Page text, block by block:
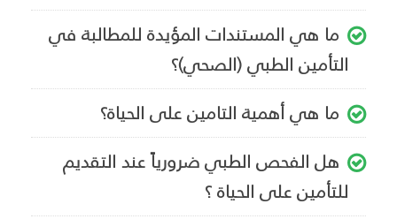
ما هي المستندات المؤيدة للمطالبة في
التأمين الطبي (الصحي)؟
ما هي أهمية التامين على الحياة؟
هل الفحص الطبي ضرورياً عند التقديم
للتأمين على الحياة ؟